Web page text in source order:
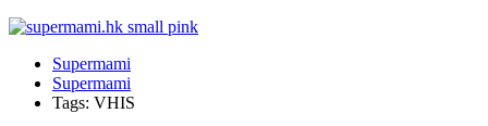
Supermami
Supermami
Tags: VHIS